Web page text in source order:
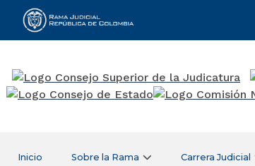
Rama Judicial
Inicio Sobre la Rama Carrera Judicial